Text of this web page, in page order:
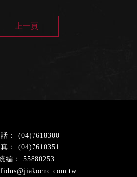
上一頁
(04)7618300
(04)7610351
55880253
fidns@jiakocnc.com.tw